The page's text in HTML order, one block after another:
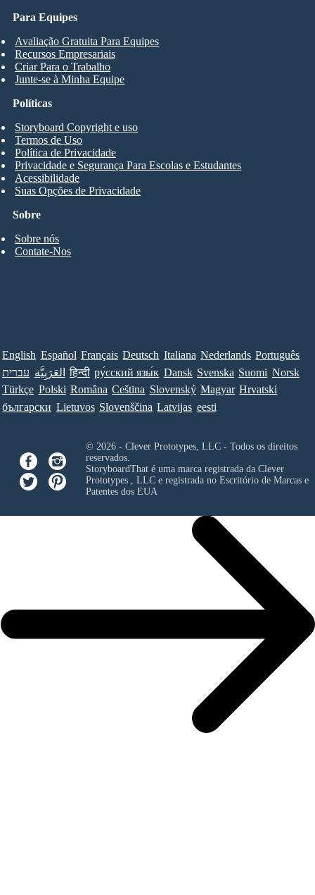
Para Equipes
Avaliação Gratuita Para Equipes
Recursos Empresariais
Criar Para o Trabalho
Junte-se à Minha Equipe
Sobre
Sobre nós
Contate-Nos
Políticas
Storyboard Copyright e uso
Termos de Uso
Política de Privacidade
Privacidade e Segurança Para Escolas e Estudantes
Acessibilidade
Suas Opções de Privacidade
English Español Français Deutsch Italiana Nederlands Português
עברית العَرَبِيَّة हिन्दी ру́сский язы́к Dansk Svenska Suomi Norsk
Türkçe Polski Româna Ceština Slovenský Magyar Hrvatski
български Lietuvos Slovenščina Latvijas eesti
© 2026 - Clever Prototypes, LLC - Todos os direitos
reservados.
StoryboardThat é uma marca registrada da Clever
Prototypes , LLCe registrada no Escritório de Marcas e
Patentes dos EUA